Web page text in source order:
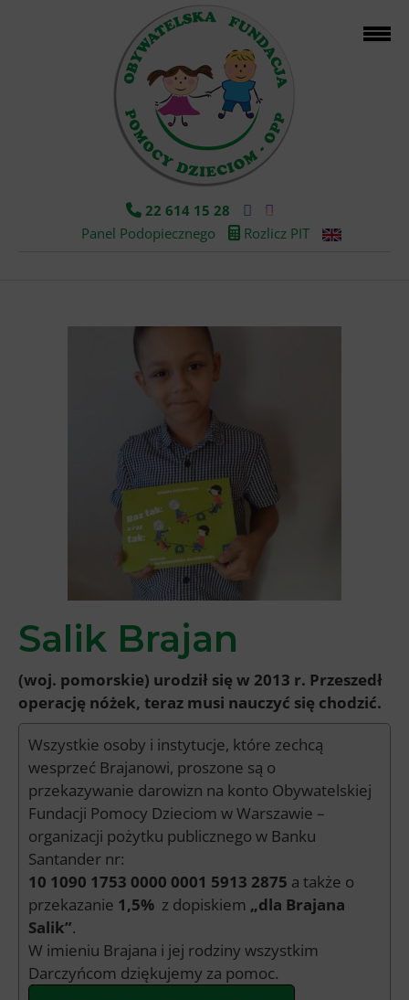
22 614 15 28
Panel Podopiecznego
Rozlicz PIT
Salik Brajan
(woj. pomorskie) urodził się w 2013 r. Przeszedł
operację nóżek, teraz musi nauczyć się chodzić.
Wszystkie osoby i instytucje, które zechcą
wesprzeć Brajanowi, proszone są o
przekazywanie darowizn na konto Obywatelskiej
Fundacji Pomocy Dzieciom w Warszawie –
organizacji pożytku publicznego w Banku
Santander nr:
10 1090 1753 0000 0001 5913 2875 a także o
przekazanie 1,5% z dopiskiem „dla Brajana
Salik”.
W imieniu Brajana i jej rodziny wszystkim
Darczyńcom dziękujemy za pomoc.